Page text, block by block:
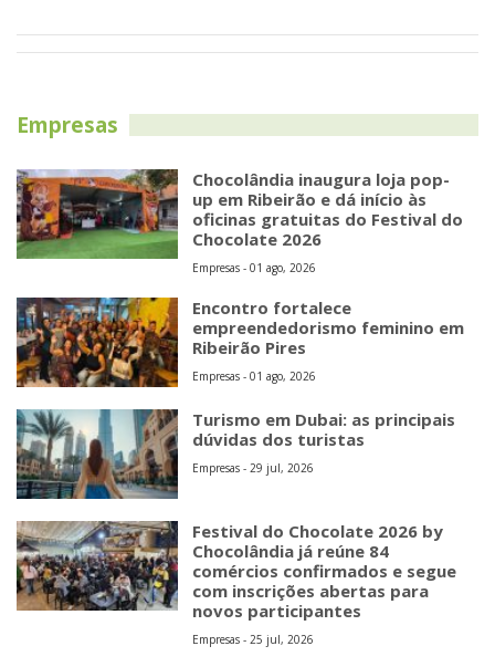
Empresas
Chocolândia inaugura loja pop-
up em Ribeirão e dá início às
oficinas gratuitas do Festival do
Chocolate 2026
Empresas - 01 ago, 2026
Encontro fortalece
empreendedorismo feminino em
Ribeirão Pires
Empresas - 01 ago, 2026
Turismo em Dubai: as principais
dúvidas dos turistas
Empresas - 29 jul, 2026
Festival do Chocolate 2026 by
Chocolândia já reúne 84
comércios confirmados e segue
com inscrições abertas para
novos participantes
Empresas - 25 jul, 2026